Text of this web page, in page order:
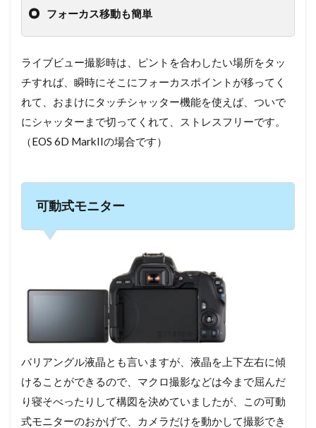
フォーカス移動も簡単
ライブビュー撮影時は、ピントを合わしたい場所をタッ
チすれば、瞬時にそこにフォーカスポイントが移ってく
れて、おまけにタッチシャッター機能を使えば、ついで
にシャッターまで切ってくれて、ストレスフリーです。
（EOS 6D MarkIIの場合です）
可動式モニター
バリアングル液晶とも言いますが、液晶を上下左右に傾
けることができるので、マクロ撮影などは今まで屈んだ
り寝そべったりして構図を決めていましたが、この可動
式モニターのおかげで、カメラだけを動かして撮影でき